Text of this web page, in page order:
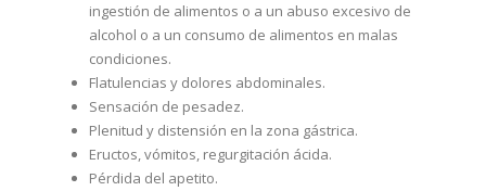
ingestión de alimentos o a un abuso excesivo de
alcohol o a un consumo de alimentos en malas
condiciones.
Flatulencias y dolores abdominales.
Sensación de pesadez.
Plenitud y distensión en la zona gástrica.
Eructos, vómitos, regurgitación ácida.
Pérdida del apetito.